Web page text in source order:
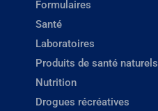
Formulaires
Santé
Laboratoires
Produits de santé naturels
Nutrition
Drogues récréatives